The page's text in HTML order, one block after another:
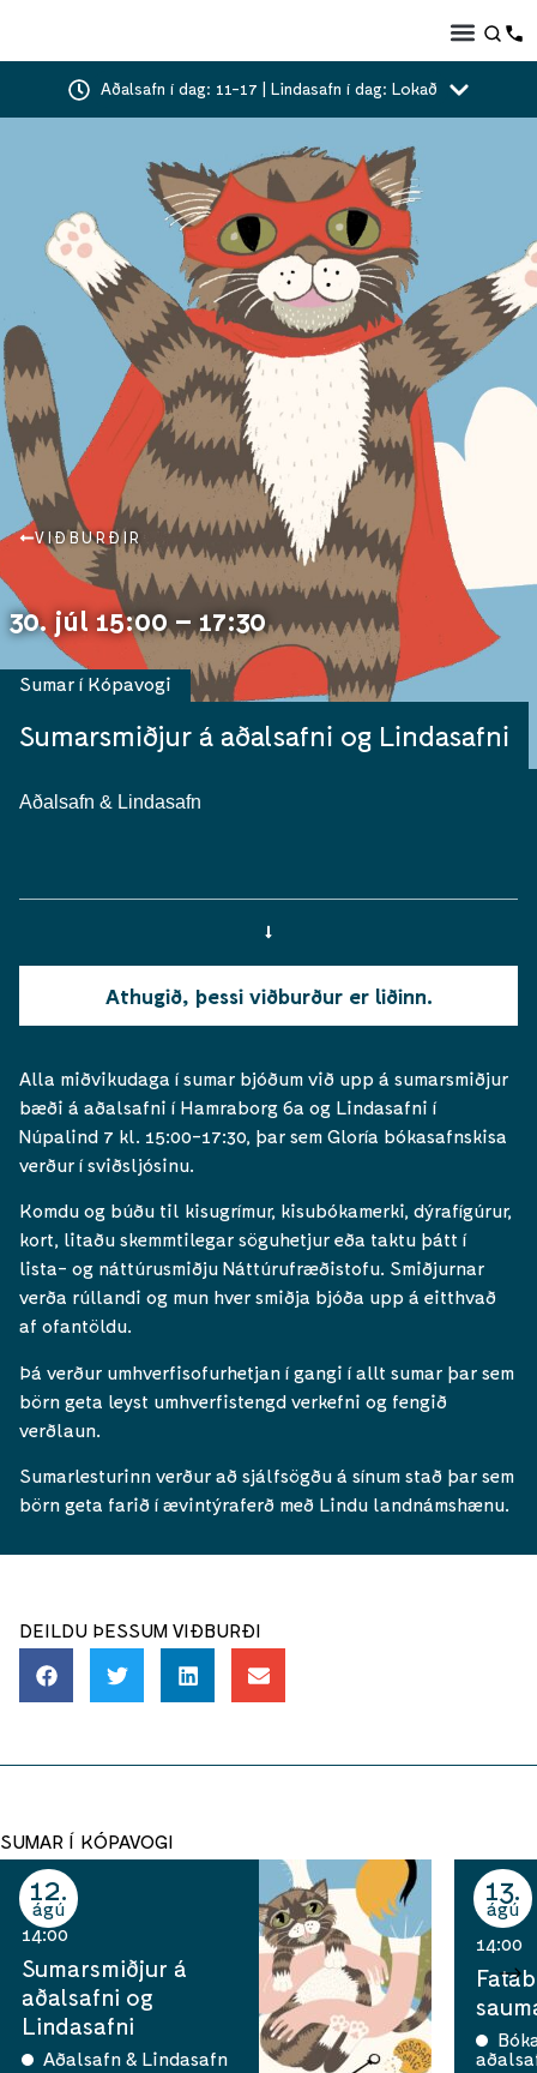
Aðalsafn í dag: 11-17 | Lindasafn í dag: Lokað
VIÐBURÐIR
30. júl 15:00 – 17:30
Sumarsmiðjur á aðalsafni og Lindasafni
Sumar í Kópavogi
Aðalsafn & Lindasafn
Athugið, þessi viðburður er liðinn.
Alla miðvikudaga í sumar bjóðum við upp á sumarsmiðjur
bæði á aðalsafni í Hamraborg 6a og Lindasafni í
Núpalind 7 kl. 15:00-17:30, þar sem Gloría bókasafnskisa
verður í sviðsljósinu.
Komdu og búðu til kisugrímur, kisubókamerki, dýrafígúrur,
kort, litaðu skemmtilegar söguhetjur eða taktu þátt í
lista- og náttúrusmiðju Náttúrufræðistofu. Smiðjurnar
verða rúllandi og mun hver smiðja bjóða upp á eitthvað
af ofantöldu.
Þá verður umhverfisofurhetjan í gangi í allt sumar þar sem
börn geta leyst umhverfistengd verkefni og fengið
verðlaun.
Sumarlesturinn verður að sjálfsögðu á sínum stað þar sem
börn geta farið í ævintýraferð með Lindu landnámshænu.
DEILDU ÞESSUM VIÐBURÐI
SUMAR Í KÓPAVOGI
12
ágú
14:00
Sumarsmiðjur á
aðalsafni og
Lindasafni
Aðalsafn & Lindasafn
13
ágú
14:00